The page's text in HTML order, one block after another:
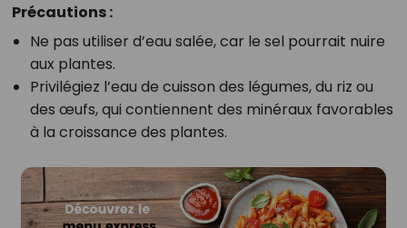
Précautions :
Ne pas utiliser d’eau salée, car le sel pourrait nuire
aux plantes.
Privilégiez l’eau de cuisson des légumes, du riz ou
des œufs, qui contiennent des minéraux favorables
à la croissance des plantes.